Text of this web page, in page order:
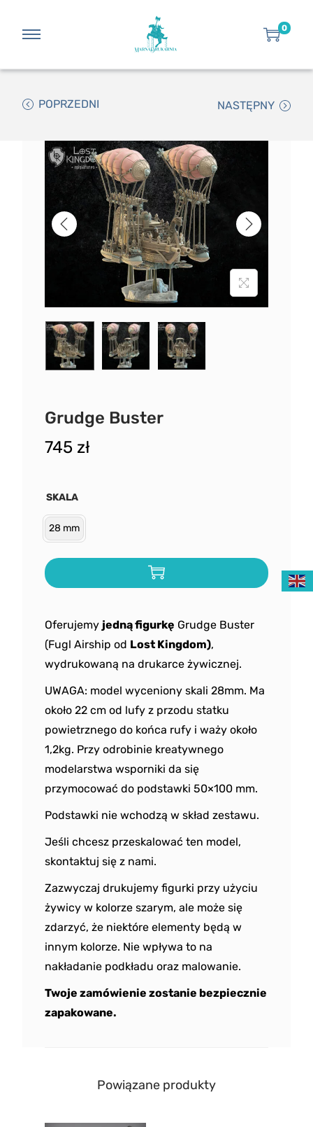
0
POPRZEDNI NASTĘPNY
Grudge Buster
745 zł
Oferujemy jedną figurkę Grudge Buster
(Fugl Airship od Lost Kingdom),
wydrukowaną na drukarce żywicznej.
UWAGA: model wyceniony skali 28mm. Ma
około 22 cm od lufy z przodu statku
powietrznego do końca rufy i waży około
1,2kg. Przy odrobinie kreatywnego
modelarstwa wsporniki da się
przymocować do podstawki 50×100 mm.
Podstawki nie wchodzą w skład zestawu.
Jeśli chcesz przeskalować ten model,
skontaktuj się z nami.
Zazwyczaj drukujemy figurki przy użyciu
żywicy w kolorze szarym, ale może się
zdarzyć, że niektóre elementy będą w
innym kolorze. Nie wpływa to na
nakładanie podkładu oraz malowanie.
Twoje zamówienie zostanie bezpiecznie
zapakowane.
SKALA
28 mm
Powiązane produkty